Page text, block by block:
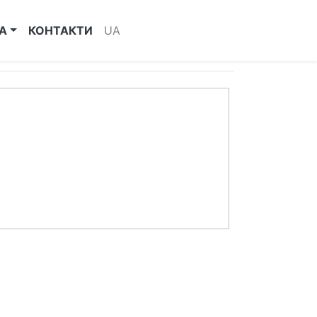
КОНТАКТИ UA